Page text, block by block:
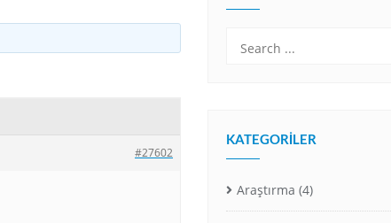
#27602
KATEGORILER
Araştırma (4)